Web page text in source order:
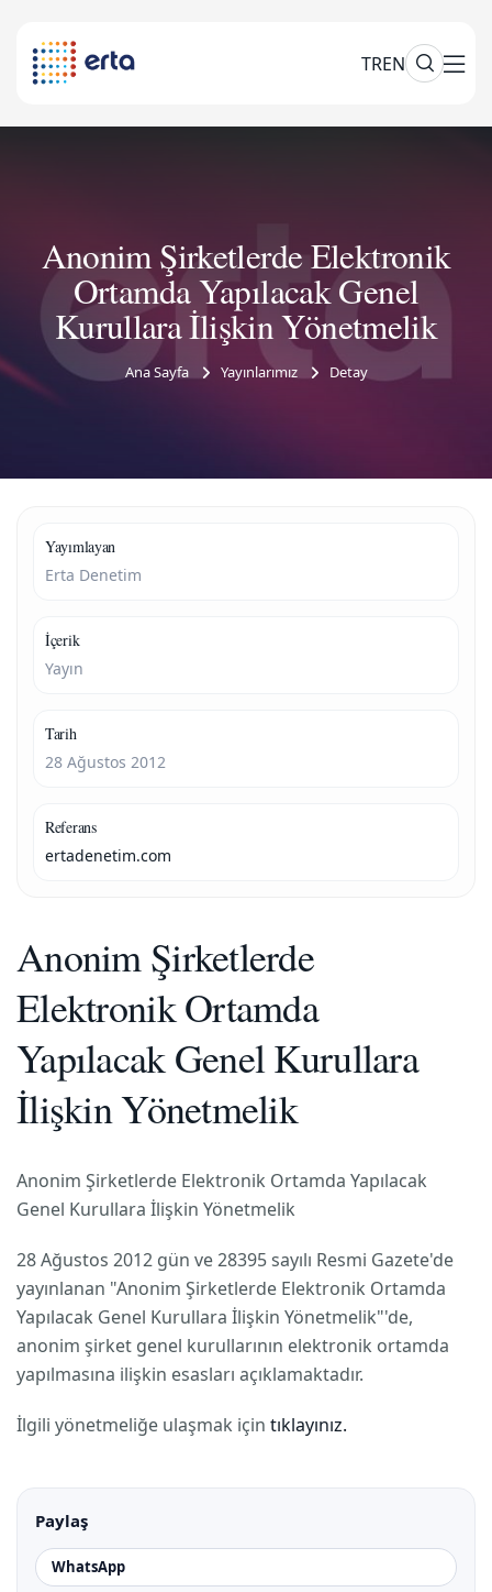
TREN
Anonim Şirketlerde Elektronik
Ortamda Yapılacak Genel
Kurullara İlişkin Yönetmelik
Ana Sayfa Yayınlarımız Detay
Yayımlayan
Erta Denetim
İçerik
Yayın
Tarih
28 Ağustos 2012
Referans
ertadenetim.com
Anonim Şirketlerde
Elektronik Ortamda
Yapılacak Genel Kurullara
İlişkin Yönetmelik
Anonim Şirketlerde Elektronik Ortamda Yapılacak
Genel Kurullara İlişkin Yönetmelik
28 Ağustos 2012 gün ve 28395 sayılı Resmi Gazete'de
yayınlanan "Anonim Şirketlerde Elektronik Ortamda
Yapılacak Genel Kurullara İlişkin Yönetmelik"'de,
anonim şirket genel kurullarının elektronik ortamda
yapılmasına ilişkin esasları açıklamaktadır.
İlgili yönetmeliğe ulaşmak için tıklayınız.
Paylaş
WhatsApp